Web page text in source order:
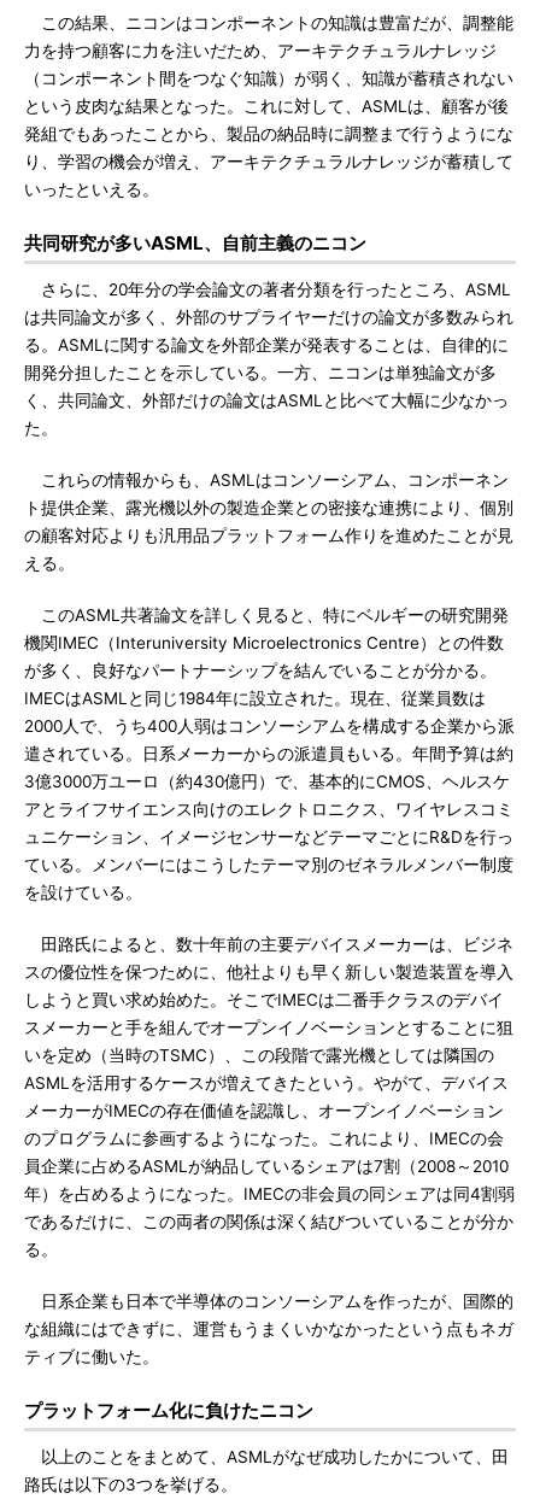
この結果、ニコンはコンポーネントの知識は豊富だが、調整能
力を持つ顧客に力を注いだため、アーキテクチュラルナレッジ
（コンポーネント間をつなぐ知識）が弱く、知識が蓄積されない
という皮肉な結果となった。これに対して、ASMLは、顧客が後
発組でもあったことから、製品の納品時に調整まで行うようにな
り、学習の機会が増え、アーキテクチュラルナレッジが蓄積して
いったといえる。
共同研究が多いASML、自前主義のニコン
さらに、20年分の学会論文の著者分類を行ったところ、ASML
は共同論文が多く、外部のサプライヤーだけの論文が多数みられ
る。ASMLに関する論文を外部企業が発表することは、自律的に
開発分担したことを示している。一方、ニコンは単独論文が多
く、共同論文、外部だけの論文はASMLと比べて大幅に少なかっ
た。
これらの情報からも、ASMLはコンソーシアム、コンポーネン
ト提供企業、露光機以外の製造企業との密接な連携により、個別
の顧客対応よりも汎用品プラットフォーム作りを進めたことが見
える。
このASML共著論文を詳しく見ると、特にベルギーの研究開発
機関IMEC（Interuniversity Microelectronics Centre）との件数
が多く、良好なパートナーシップを結んでいることが分かる。
IMECはASMLと同じ1984年に設立された。現在、従業員数は
2000人で、うち400人弱はコンソーシアムを構成する企業から派
遣されている。日系メーカーからの派遣員もいる。年間予算は約
3億3000万ユーロ（約430億円）で、基本的にCMOS、ヘルスケ
アとライフサイエンス向けのエレクトロニクス、ワイヤレスコミ
ュニケーション、イメージセンサーなどテーマごとにR&Dを行っ
ている。メンバーにはこうしたテーマ別のゼネラルメンバー制度
を設けている。
田路氏によると、数十年前の主要デバイスメーカーは、ビジネ
スの優位性を保つために、他社よりも早く新しい製造装置を導入
しようと買い求め始めた。そこでIMECは二番手クラスのデバイ
スメーカーと手を組んでオープンイノベーションとすることに狙
いを定め（当時のTSMC）、この段階で露光機としては隣国の
ASMLを活用するケースが増えてきたという。やがて、デバイス
メーカーがIMECの存在価値を認識し、オープンイノベーション
のプログラムに参画するようになった。これにより、IMECの会
員企業に占めるASMLが納品しているシェアは7割（2008～2010
年）を占めるようになった。IMECの非会員の同シェアは同4割弱
であるだけに、この両者の関係は深く結びついていることが分か
る。
日系企業も日本で半導体のコンソーシアムを作ったが、国際的
な組織にはできずに、運営もうまくいかなかったという点もネガ
ティブに働いた。
プラットフォーム化に負けたニコン
以上のことをまとめて、ASMLがなぜ成功したかについて、田
路氏は以下の3つを挙げる。